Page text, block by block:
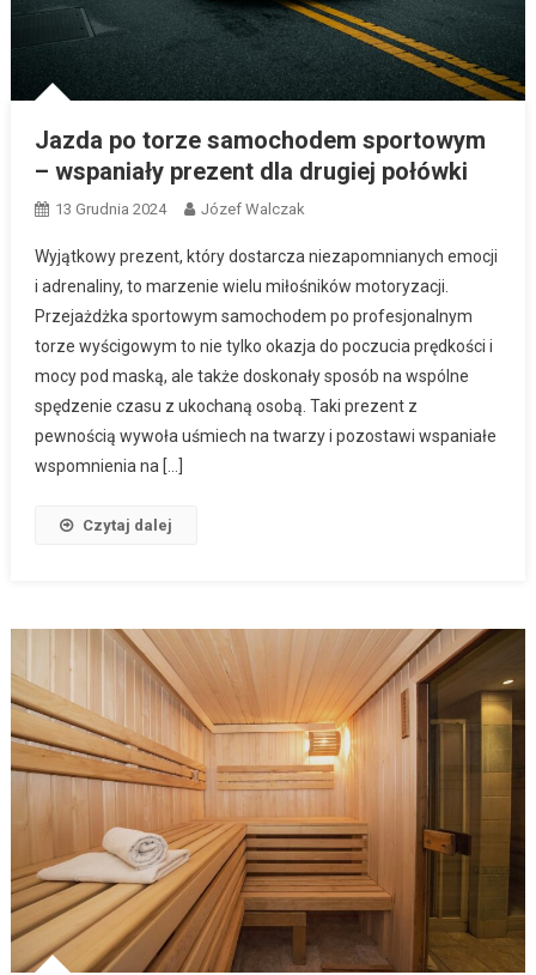
Jazda po torze samochodem sportowym
– wspaniały prezent dla drugiej połówki
13 Grudnia 2024 Józef Walczak
Wyjątkowy prezent, który dostarcza niezapomnianych emocji
i adrenaliny, to marzenie wielu miłośników motoryzacji.
Przejażdżka sportowym samochodem po profesjonalnym
torze wyścigowym to nie tylko okazja do poczucia prędkości i
mocy pod maską, ale także doskonały sposób na wspólne
spędzenie czasu z ukochaną osobą. Taki prezent z
pewnością wywoła uśmiech na twarzy i pozostawi wspaniałe
wspomnienia na […]
Czytaj dalej